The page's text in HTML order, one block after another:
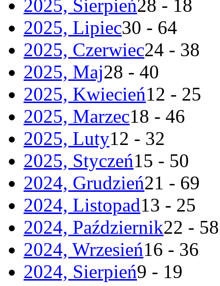
2025, Sierpień28 - 18
2025, Lipiec30 - 64
2025, Czerwiec24 - 38
2025, Maj28 - 40
2025, Kwiecień12 - 25
2025, Marzec18 - 46
2025, Luty12 - 32
2025, Styczeń15 - 50
2024, Grudzień21 - 69
2024, Listopad13 - 25
2024, Październik22 - 58
2024, Wrzesień16 - 36
2024, Sierpień9 - 19